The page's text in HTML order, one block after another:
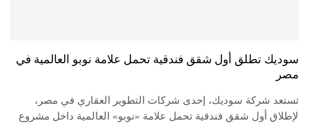
سوديك تطلق أول شقق فندقية تحمل علامة نوبو العالمية في
مصر
تستعد شركة سوديك، إحدى شركات التطوير العقاري في مصر،
لإطلاق أول شقق فندقية تحمل علامة «نوبو» العالمية داخل مشروع